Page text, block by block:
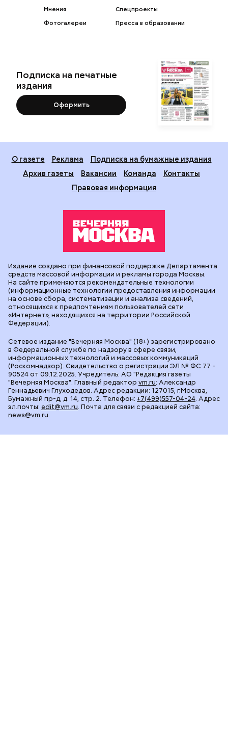
Мнения
Фотогалереи
Спецпроекты
Пресса в образовании
Подписка на печатные
издания
Оформить
О газете Реклама
Подписка на бумажные издания
Архив газеты
Вакансии Команда
Контакты
Правовая информация
Сетевое издание "Вечерняя Москва" (18+) зарегистрировано
в Федеральной службе по надзору в сфере связи,
информационных технологий и массовых коммуникаций
(Роскомнадзор). Свидетельство о регистрации ЭЛ № ФС 77 -
90524 от 09.12.2025. Учредитель: АО "Редакция газеты
"Вечерняя Москва". Главный редактор vm.ru: Александр
Геннадьевич Глуходедов. Адрес редакции: 127015, г.Москва,
Бумажный пр-д, д. 14, стр. 2. Телефон: +7(499)557-04-24. Адрес
эл.почты: edit@vm.ru. Почта для связи с редакцией сайта:
news@vm.ru.
Издание создано при финансовой поддержке Департамента
средств массовой информации и рекламы города Москвы.
На сайте применяются рекомендательные технологии
(информационные технологии предоставления информации
на основе сбора, систематизации и анализа сведений,
относящихся к предпочтениям пользователей сети
«Интернет», находящихся на территории Российской
Федерации).